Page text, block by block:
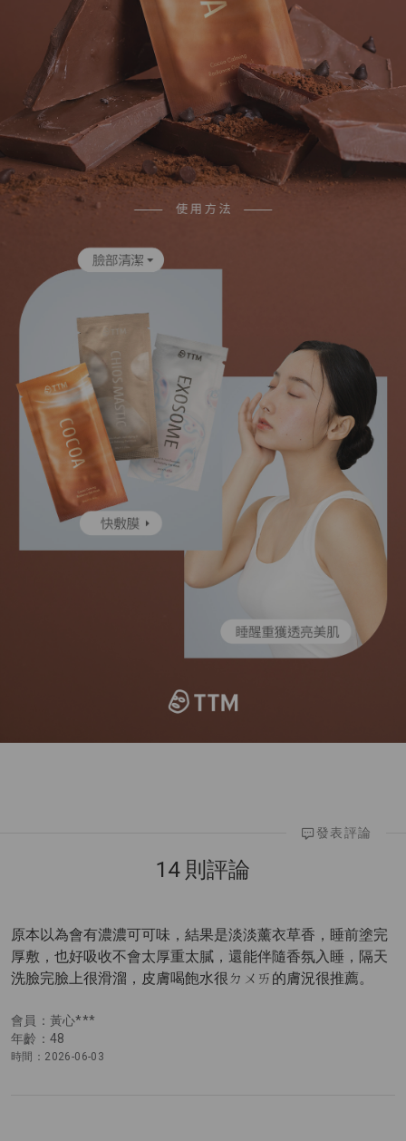
14 則評論
發表評論
會員：黃心***
年齡：48
時間：2026-06-03
原本以為會有濃濃可可味，結果是淡淡薰衣草香，睡前塗完
厚敷，也好吸收不會太厚重太膩，還能伴隨香氛入睡，隔天
洗臉完臉上很滑溜，皮膚喝飽水很ㄉㄨㄞ的膚況很推薦。